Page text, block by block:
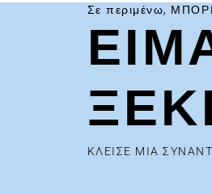
Σε περιμένω,
ΚΛΕΙΣΕ ΜΙΑ